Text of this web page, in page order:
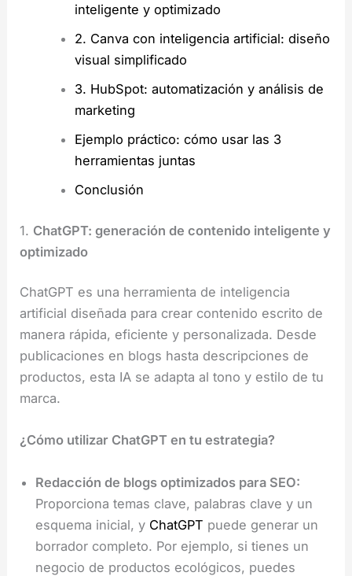
inteligente y optimizado
2. Canva con inteligencia artificial: diseño
visual simplificado
3. HubSpot: automatización y análisis de
marketing
Ejemplo práctico: cómo usar las 3
herramientas juntas
Conclusión
1. ChatGPT: generación de contenido inteligente y
optimizado
ChatGPT es una herramienta de inteligencia
artificial diseñada para crear contenido escrito de
manera rápida, eficiente y personalizada. Desde
publicaciones en blogs hasta descripciones de
productos, esta IA se adapta al tono y estilo de tu
marca.
¿Cómo utilizar ChatGPT en tu estrategia?
Redacción de blogs optimizados para SEO:
Proporciona temas clave, palabras clave y un
esquema inicial, y ChatGPT puede generar un
borrador completo. Por ejemplo, si tienes un
negocio de productos ecológicos, puedes